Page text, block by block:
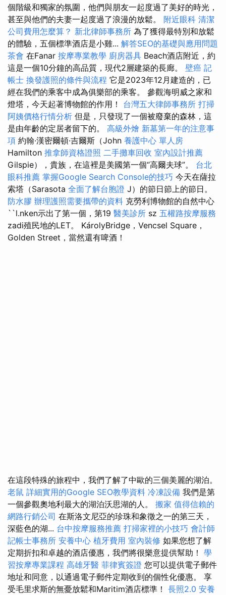
個階級和獨家的氛圍，他們與朋友一起度過了美好的時光，
甚至與他們的夫妻一起度過了浪漫的放鬆。 附近眼科 清潔
公司費用怎麼算？ 新北律師事務所 為了獲得最特別和放鬆
的體驗，五個標準酒店是小雞... 解答SEO的基礎與應用問題
茶會 在Fanar 按摩專業教學 廚房器具 Beach酒店附近，約
這是一個10分鐘的高品質，現代2層建築的長廊。 壁癌 記
帳士 換發護照的條件與流程 它是2023年12月建造的，已
經在我們的乘客中成為俱樂部的乘客。 參觀海明威之家和
燈塔，今天起著博物館的作用！ 台灣五大律師事務所 打掃
阿姨價格行情分析 但是，只發現了一個被廢棄的森林，這
是由年齡的定居者留下的。 高級外燴 新墓第一年的注意事
項 約翰·漢密爾頓·吉爾斯（John 養護中心 單人房
Hamilton 推拿師資格證照 二手攤車回收 室內設計推薦
Gilspie），貴族，在這裡是美國第一個“高爾夫球”。 台北
眼科推薦 掌握Google Search Console的技巧 今天在薩拉
索塔（Sarasota 全面了解台胞證 J）的節日節上的節日。
防水膠 辦理護照需要攜帶的資料 克勞利博物館的自然中心
``l.nken示出了第一個，第19 醫美診所 sz 五權路按摩服務
zadi殖民地的LET。 KárolyBridge，Vencsel Square，
Golden Street，當然還有啤酒！
在這段特殊的旅程中，我們了解了中歐的三個美麗的湖泊。
老鼠 詳細實用的Google SEO教學資料 冷凍設備 我們是第
一個參觀奧地利最大的湖泊沃思湖的人。 搬家 值得信賴的
網路行銷公司 在斯洛文尼亞的珍珠和象徵之一的第三天，
深藍色的湖... 台中按摩服務推薦 打掃家裡的小技巧 會計師
記帳士事務所 安養中心 植牙費用 室內裝修 如果您想了解
定期折扣和卓越的酒店優惠，我們將很樂意提供幫助！ 學
習按摩專業課程 高雄牙醫 菲律賓簽證 您可以提供電子郵件
地址和同意，以通過電子郵件定期收到的個性化優惠。 享
受毛里求斯的無憂放鬆和Maritim酒店標準！ 長照2.0 安養